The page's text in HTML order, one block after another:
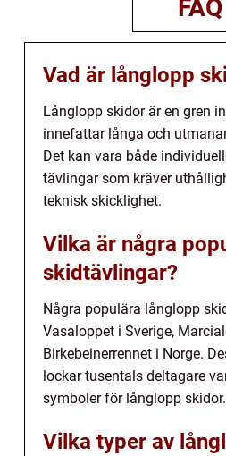
FAQ
Vad är långlopp
Långlopp skidor är en gren
innefattar långa och
Det kan vara både
tävlingar som kräver
teknisk skicklighet.
Vilka är några
skidtävlingar?
Några populära långlopp
Vasaloppet i Sverige,
Birkebeinerrennet i Norge.
lockar tusentals deltagare
symboler för långlopp skidor.
Vilka typer av